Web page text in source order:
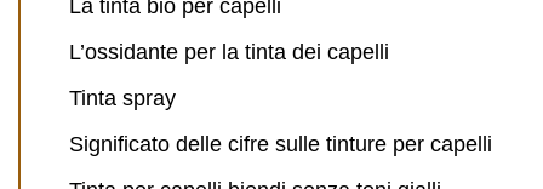
La tinta bio per capelli
L’ossidante per la tinta dei capelli
Tinta spray
Significato delle cifre sulle tinture per capelli